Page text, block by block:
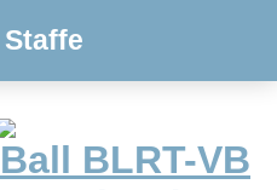
BLRT-VB